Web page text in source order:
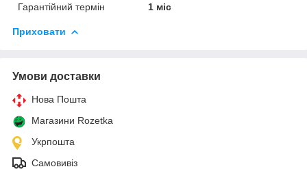
Гарантійний термін
1 міс
Приховати
Умови доставки
Нова Пошта
Магазини Rozetka
Укрпошта
Самовивіз